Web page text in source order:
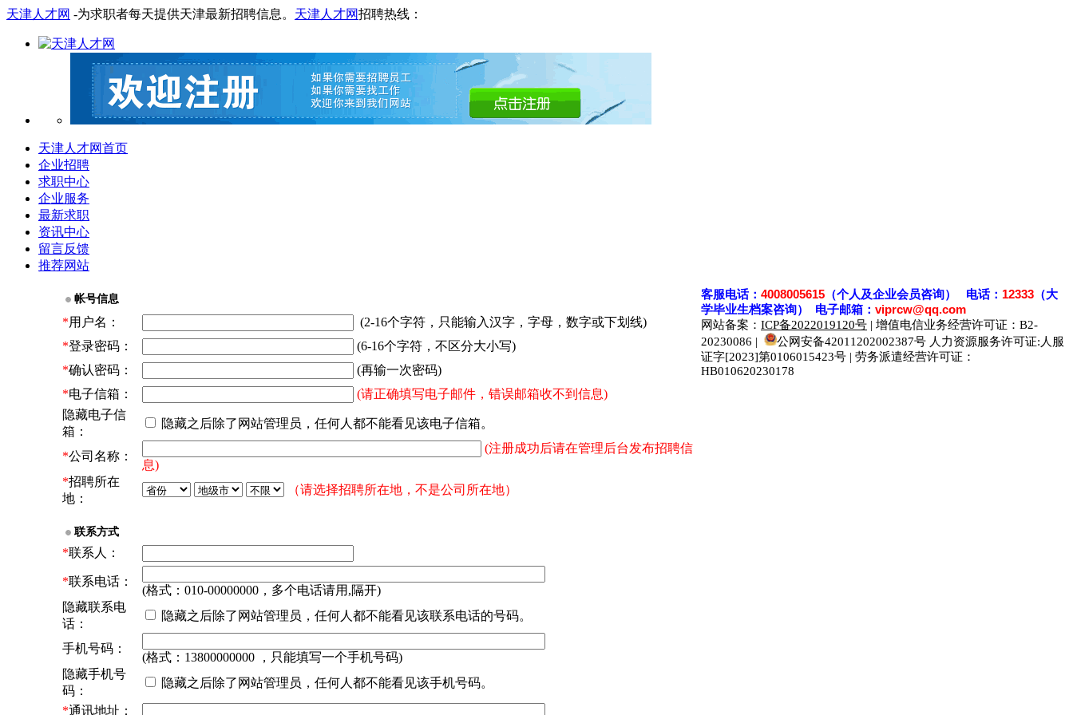
天津人才网 -为求职者每天提供天津最新招聘信息。 天津人才网招聘热线：
天津人才网首页
企业招聘
求职中心
企业服务
最新求职
资讯中心
留言反馈
推荐网站
帐号信息
*用户名：
(2-16个字符，只能输入汉字，字母，数字或下划线)
*登录密码：
(6-16个字符，不区分大小写)
*确认密码：
(再输一次密码)
*电子信箱：
(请正确填写电子邮件，错误邮箱收不到信息)
隐藏电子信
箱：
隐藏之后除了网站管理员，任何人都不能看见该电子信箱。
*公司名称：
(注册成功后请在管理后台发布招聘信
息)
*招聘所在
地：
（请选择招聘所在地，不是公司所在地）
联系方式
*联系人：
*联系电话：
(格式：010-00000000，多个电话请用,隔开)
隐藏联系电
话：
隐藏之后除了网站管理员，任何人都不能看见该联系电话的号码。
手机号码：
(格式：13800000000 ，只能填写一个手机号码)
隐藏手机号
码：
隐藏之后除了网站管理员，任何人都不能看见该手机号码。
*通讯地址：
客服电话： 4008005615 （个人及企业会员咨询） 电话： 12333 （大
学毕业生档案咨询） 电子邮箱： viprcw@qq.com
网站备案： ICP备2022019120号 | 增值电信业务经营许可证：B2-
20230086 |
公网安备42011202002387号 人力资源服务许可证:人服
证字[2023]第0106015423号 | 劳务派遣经营许可证：
HB010620230178